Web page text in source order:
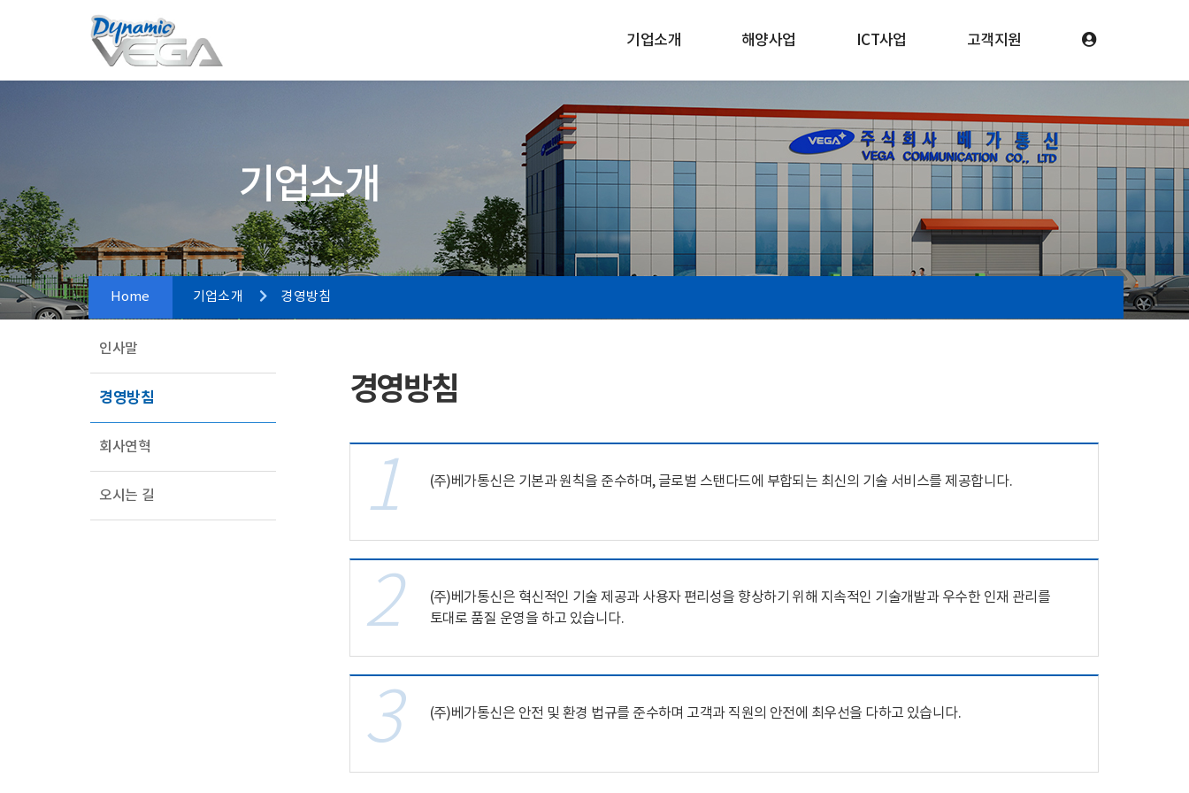
기업소개 해양사업 ICT사업 고객지원
기업소개
인사말
경영방침
회사연혁
오시는 길
경영방침
Home 기업소개 경영방침
1 (주)베가통신은 기본과 원칙을 준수하며, 글로벌 스탠다드에 부합되는 최신의 기술 서비스를 제공합니다.
2
(주)베가통신은 혁신적인 기술 제공과 사용자 편리성을 향상하기 위해 지속적인 기술개발과 우수한 인재 관리를
토대로 품질 운영을 하고 있습니다.
3 (주)베가통신은 안전 및 환경 법규를 준수하며 고객과 직원의 안전에 최우선을 다하고 있습니다.